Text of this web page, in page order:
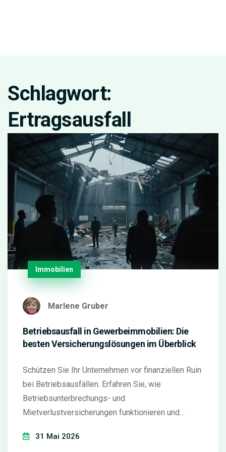
Schlagwort:
Ertragsausfall
Immobilien
Marlene Gruber
Betriebsausfall in Gewerbeimmobilien: Die
besten Versicherungslösungen im Überblick
Schützen Sie Ihr Unternehmen vor finanziellen Ruin
bei Betriebsausfällen. Erfahren Sie, wie
Betriebsunterbrechungs- und
Mietverlustversicherungen funktionieren und
31 Mai 2026